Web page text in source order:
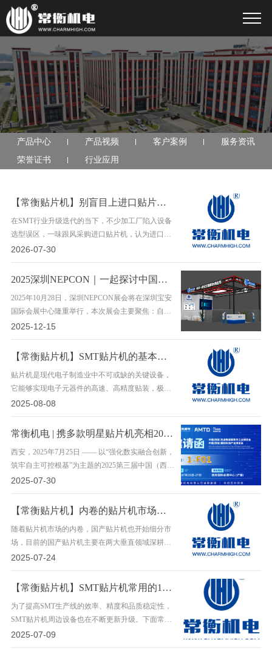
产品中心 产品视频 客户案例
服务资讯
荣誉证书
行业应用
【常衡贴片机】别盲目上进口贴片机！SMT工厂90%订单国产高端机完全够用
在SMT行业升级迭代的当下，不少加工厂陷入设备
选型误区，一味跟风采购进口贴片机，认为进口设
备性能更强、生产更稳定。实则不然，结合工厂的
订单结构与运营成本来看，90%的常规生产场景，
国产……
2026-07-30
2025深圳NEPCON｜一起探讨中国中国国产SMT智能智造未来
2025年10月28日，深圳NEPCON展会将在深圳宝安
国际会展中心隆重举行，本次展会主要聚焦：自动
化、机器人、AI、物联网、半导体封测、汽车电
子、柔性显示等前沿领域，是展现与宣传中国电子
智能智……
2025-12-15
【常衡贴片机】SMT贴片机的基本操作步骤
贴片机是现代电子制造业中不可或缺的关键设备，
它能够实现电子元器件的高速、高精度贴装，极大
地提高了生产效率。为了确保生产过程的顺利进
行，贴片机操作需要遵循一系列基本步骤。下面常
衡机……
2025-08-08
常衡机电 | 携多款明星贴片机亮相2025第三届中国（西安）先进制造暨数字工业博览会、国防科技产业博览会
西安，2025年7月25日 —— 以“强化数实融合创新，
筑牢自主可控根基”为主题的2025第三届中国（西
安）先进制造暨数字工业博览会、国防科技产业博
览会，今日在西安国际会展中心隆重举行。 常衡
机……
2025-07-30
【常衡贴片机】内卷的贴片机市场怎么垂直破冰
随着贴片机市场的内卷，国产贴片机也开始细分市
场，目前的国产贴片机主要在两大垂直领域深耕。
其一是专机专用贴片机领域，这类贴片机主要针对
特定应用场景进行优化设计，如LED贴片灯条灯板
的……
2025-07-24
【常衡贴片机】SMT贴片机常用的12种周边设备及其功能(一)
为了提高SMT生产线的效率、精度和品质稳定性，
SMT贴片机周边设备也在不断更新升级。下面常衡
贴片机就给大家分析一下SMT贴片机常用的12种周
边设备及其功能。 一、上板机： 上板机又称送板机
2025-07-09